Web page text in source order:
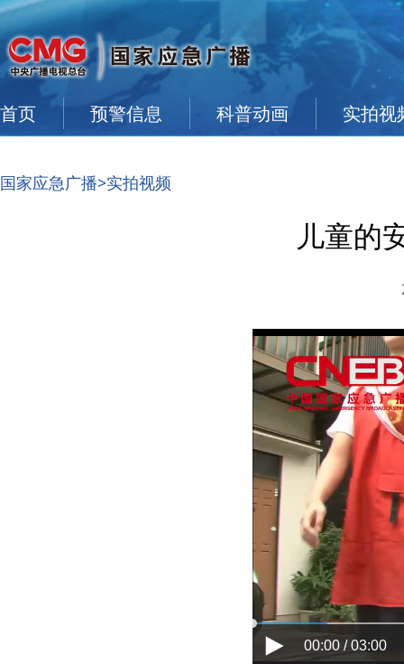
首页 预警信息 科普动画 实拍视
国家应急广播>实拍视频
儿童的
00:00 / 03:00